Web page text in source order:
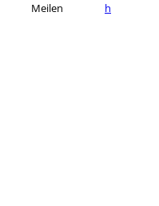
Meilen
h